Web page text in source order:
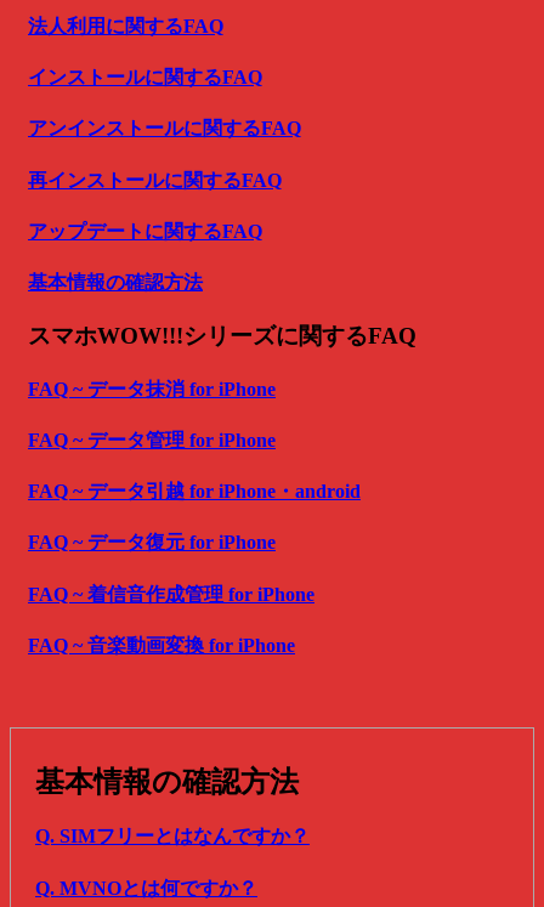
法人利用に関するFAQ
インストールに関するFAQ
アンインストールに関するFAQ
再インストールに関するFAQ
アップデートに関するFAQ
基本情報の確認方法
スマホWOW!!!シリーズに関するFAQ
FAQ ~ データ抹消 for iPhone
FAQ ~ データ管理 for iPhone
FAQ ~ データ引越 for iPhone・android
FAQ ~ データ復元 for iPhone
FAQ ~ 着信音作成管理 for iPhone
FAQ ~ 音楽動画変換 for iPhone
基本情報の確認方法
Q. SIMフリーとはなんですか？
Q. MVNOとは何ですか？